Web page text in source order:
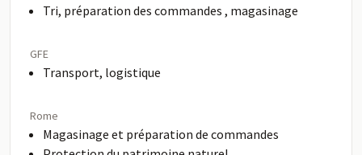
Tri, préparation des commandes , magasinage
GFE
Transport, logistique
Rome
Magasinage et préparation de commandes